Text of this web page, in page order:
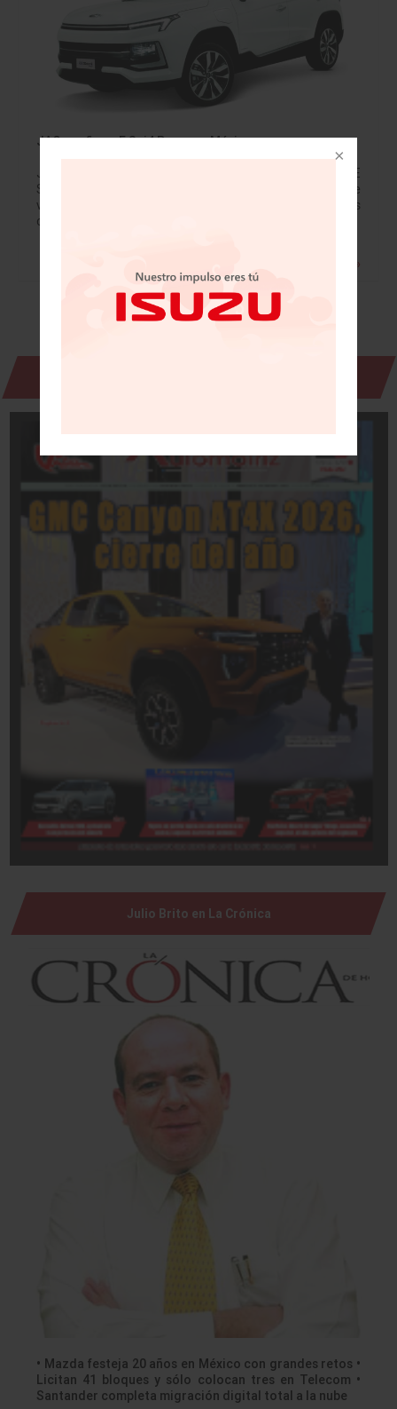
JAC confirma E Sei4 Pro para México
JAC México confirma que la SUV totalmente eléctrica E
Sei4 Pro, será parte de la nueva y renovada gama de
vehículos eléctricos de la marca Dentro de sus
características, E…
Leer más »
Julio Brito en La Crónica
• Mazda festeja 20 años en México con grandes retos •
Licitan 41 bloques y sólo colocan tres en Telecom •
Santander completa migración digital total a la nube